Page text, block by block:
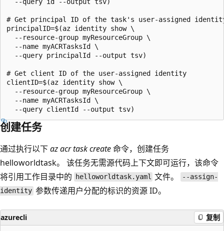
# Get principal ID of the task's user-assigned
principalID=$(az identity show \
  --resource-group myResourceGroup \
  --name myACRTasksId \
  --query principalId --output tsv)
# Get client ID of the user-assigned identity
clientID=$(az identity show \
  --resource-group myResourceGroup \
  --name myACRTasksId \
创建任务
通过执行以下az acr task create命令，创建任务
helloworldtask。 该任务无需源代码上下文即可运行，该命令
将引用工作目录中的
helloworldtask.yaml 文件。
--assign-
identity 参数传递用户分配的标识的资源 ID。
azurecli 复制